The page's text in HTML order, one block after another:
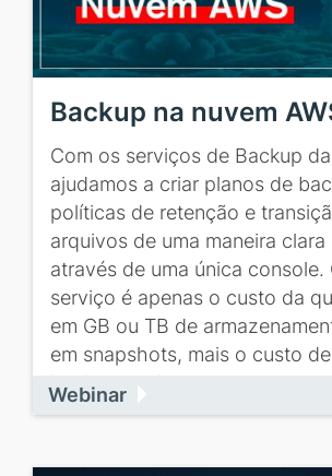
Backup na nuvem
Com os serviços de Backup
ajudamos a criar planos de
políticas de retenção e
arquivos de uma maneira clara
através de uma única console.
serviço é apenas o custo da
em GB ou TB de
em snapshots, mais o custo
backup, cada vez que
Webinar